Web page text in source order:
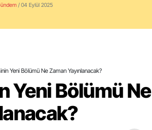
/ 04 Eylül 2025
Yeni Bölümü Ne Zaman Yayınlanacak?
Yeni Bölümü Ne